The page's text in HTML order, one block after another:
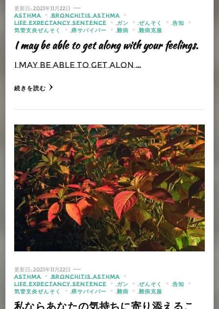
更新日:2021年11月22日
ASTHMA
BRONCHITIS ASTHMA
LIFE EXPECTANCY SENTENCE
ガン ぜんそく
告知
気管支炎ぜんそく
癌サバイバー 難病 難病克服
I may be able to get along with your feelings.
I may be able to get alon …
続きを読む
更新日:2021年11月22日
ASTHMA
BRONCHITIS ASTHMA
LIFE EXPECTANCY SENTENCE
ガン ぜんそく
告知
気管支炎ぜんそく
癌サバイバー 難病 難病克服